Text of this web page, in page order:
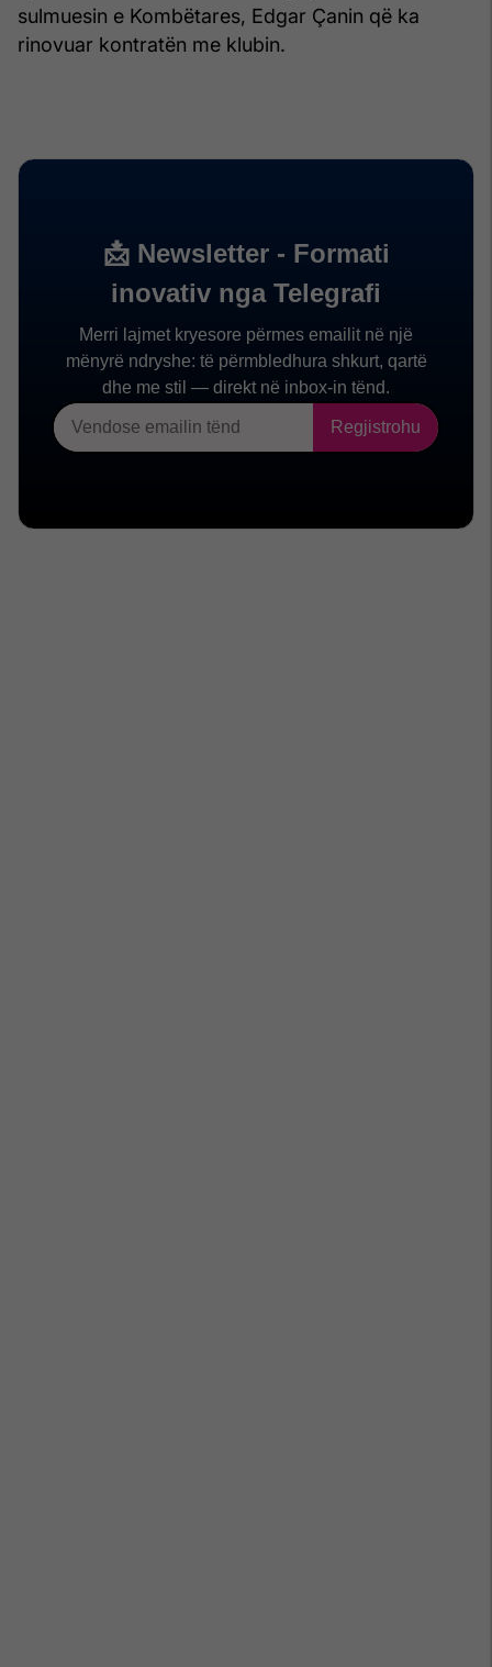
sulmuesin e Kombëtares, Edgar Çanin që ka
rinovuar kontratën me klubin.